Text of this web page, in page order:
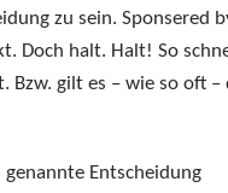
zu sein. Sponsered
Doch halt. Halt! So
Bzw. gilt es – wie so oft –
genannte Entscheidung